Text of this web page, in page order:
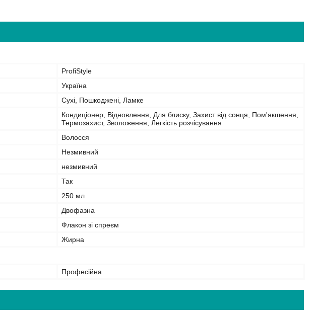
ProfiStyle
Україна
Сухі, Пошкоджені, Ламке
Кондиціонер, Відновлення, Для блиску, Захист від сонця, Пом'якшення,
Термозахист, Зволоження, Легкість розчісування
Волосся
Незмивний
незмивний
Так
250 мл
Двофазна
Флакон зі спреєм
Жирна
Професійна